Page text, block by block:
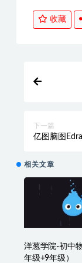
收藏
下一篇
亿图脑图
相关文章
洋葱学院-初中
年级+9年级）